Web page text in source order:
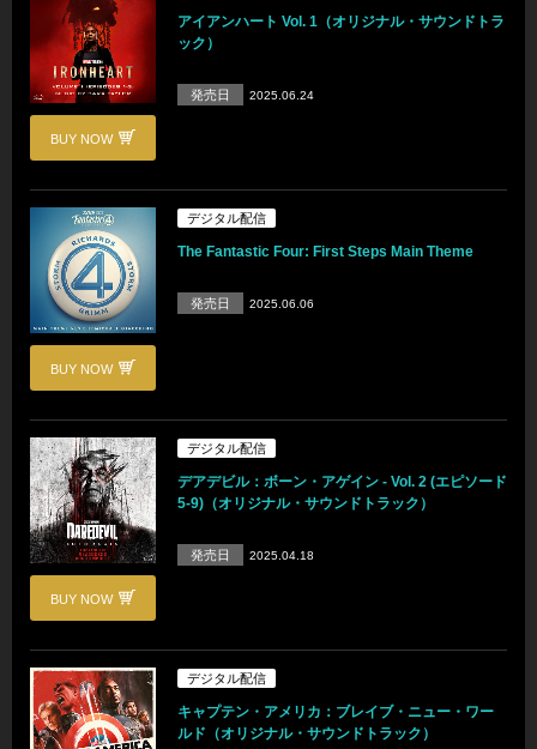
BUY NOW
アイアンハート Vol. 1（オリジナル・サウンドトラ
ック）
発売日 2025.06.24
BUY NOW
デジタル配信
The Fantastic Four: First Steps Main Theme
発売日 2025.06.06
BUY NOW
デジタル配信
デアデビル：ボーン・アゲイン - Vol. 2 (エピソード
5-9)（オリジナル・サウンドトラック）
発売日 2025.04.18
デジタル配信
キャプテン・アメリカ：ブレイブ・ニュー・ワー
ルド（オリジナル・サウンドトラック）